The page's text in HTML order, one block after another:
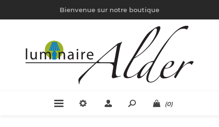
Bienvenue sur notre boutique
(0)